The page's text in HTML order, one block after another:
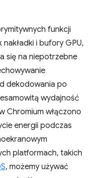
funkcji
i bufory GPU,
się na niepotrzebne
dekodowania po
wydajność
Chromium włączono
energii podczas
platformach, takich
, możemy używać